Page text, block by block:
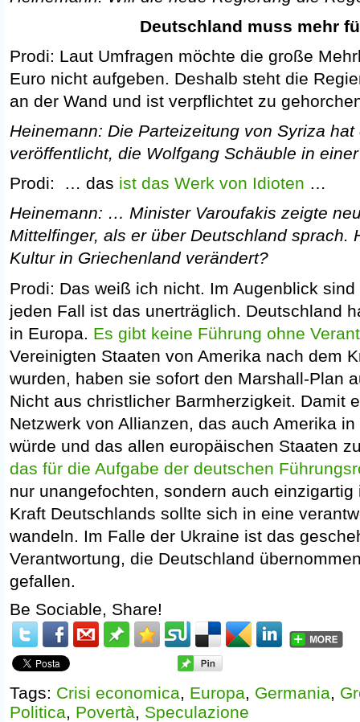
Deutschland muss mehr
Prodi: Laut Umfragen möchte die große
Euro nicht aufgeben. Deshalb steht die
an der Wand und ist verpflichtet zu
Heinemann: Die Parteizeitung von Syriza
veröffentlicht, die Wolfgang Schäuble in
Prodi: … das ist das Werk von Idioten …
Heinemann: … Minister Varoufakis zeigte
Mittelfinger, als er über Deutschland sprach.
Kultur in Griechenland verändert?
Prodi: Das weiß ich nicht. Im Augenblick
jeden Fall ist das unerträglich. Deutschland
in Europa. Es gibt keine Führung ohne
Vereinigten Staaten von Amerika nach dem
wurden, haben sie sofort den Marshall-Plan
Nicht aus christlicher Barmherzigkeit. Damit
Netzwerk von Allianzen, das auch Amerika
würde und das allen europäischen Staaten
das für die Aufgabe der deutschen
nur unangefochten, sondern auch
Kraft Deutschlands sollte sich in eine
wandeln. Im Falle der Ukraine ist das
Verantwortung, die Deutschland
gefallen.
Be Sociable, Share!
Tags: Crisi economica, Europa, Germania,
Politica, Povertà, Speculazione